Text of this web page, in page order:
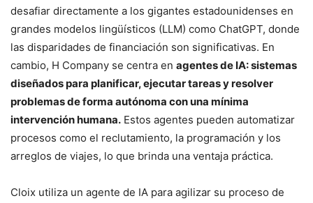
desafiar directamente a los gigantes estadounidenses en
grandes modelos lingüísticos (LLM) como ChatGPT, donde
las disparidades de financiación son significativas. En
cambio, H Company se centra en agentes de IA: sistemas
diseñados para planificar, ejecutar tareas y resolver
problemas de forma autónoma con una mínima
intervención humana. Estos agentes pueden automatizar
procesos como el reclutamiento, la programación y los
arreglos de viajes, lo que brinda una ventaja práctica.
Cloix utiliza un agente de IA para agilizar su proceso de